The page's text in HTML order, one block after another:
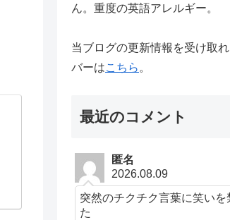
ん。重度の英語アレルギー。
当ブログの更新情報を受け取
バーはこちら 。
最近のコメント
匿名
2026.08.09
突然のチクチク言葉に笑いを
た